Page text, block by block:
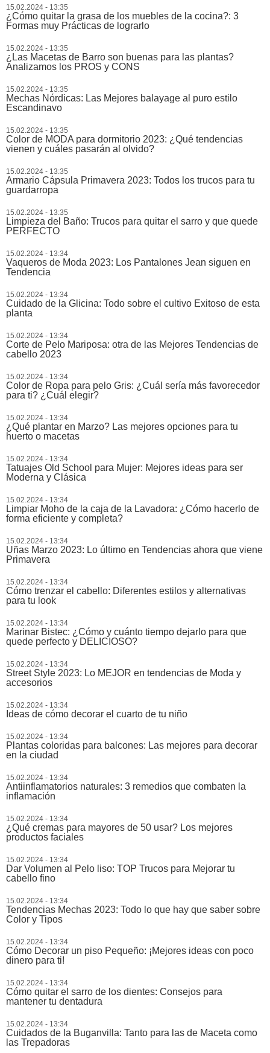
15.02.2024 - 13:35
¿Cómo quitar la grasa de los muebles de la cocina?: 3
Formas muy Prácticas de lograrlo
15.02.2024 - 13:35
¿Las Macetas de Barro son buenas para las plantas?
Analizamos los PROS y CONS
15.02.2024 - 13:35
Mechas Nórdicas: Las Mejores balayage al puro estilo
Escandinavo
15.02.2024 - 13:35
Color de MODA para dormitorio 2023: ¿Qué tendencias
vienen y cuáles pasarán al olvido?
15.02.2024 - 13:35
Armario Cápsula Primavera 2023: Todos los trucos para tu
guardarropa
15.02.2024 - 13:35
Limpieza del Baño: Trucos para quitar el sarro y que quede
PERFECTO
15.02.2024 - 13:34
Vaqueros de Moda 2023: Los Pantalones Jean siguen en
Tendencia
15.02.2024 - 13:34
Cuidado de la Glicina: Todo sobre el cultivo Exitoso de esta
planta
15.02.2024 - 13:34
Corte de Pelo Mariposa: otra de las Mejores Tendencias de
cabello 2023
15.02.2024 - 13:34
Color de Ropa para pelo Gris: ¿Cuál sería más favorecedor
para ti? ¿Cuál elegir?
15.02.2024 - 13:34
¿Qué plantar en Marzo? Las mejores opciones para tu
huerto o macetas
15.02.2024 - 13:34
Tatuajes Old School para Mujer: Mejores ideas para ser
Moderna y Clásica
15.02.2024 - 13:34
Limpiar Moho de la caja de la Lavadora: ¿Cómo hacerlo de
forma eficiente y completa?
15.02.2024 - 13:34
Uñas Marzo 2023: Lo último en Tendencias ahora que viene
Primavera
15.02.2024 - 13:34
Cómo trenzar el cabello: Diferentes estilos y alternativas
para tu look
15.02.2024 - 13:34
Marinar Bistec: ¿Cómo y cuánto tiempo dejarlo para que
quede perfecto y DELICIOSO?
15.02.2024 - 13:34
Street Style 2023: Lo MEJOR en tendencias de Moda y
accesorios
15.02.2024 - 13:34
Ideas de cómo decorar el cuarto de tu niño
15.02.2024 - 13:34
Plantas coloridas para balcones: Las mejores para decorar
en la ciudad
15.02.2024 - 13:34
Antiinflamatorios naturales: 3 remedios que combaten la
inflamación
15.02.2024 - 13:34
¿Qué cremas para mayores de 50 usar? Los mejores
productos faciales
15.02.2024 - 13:34
Dar Volumen al Pelo liso: TOP Trucos para Mejorar tu
cabello fino
15.02.2024 - 13:34
Tendencias Mechas 2023: Todo lo que hay que saber sobre
Color y Tipos
15.02.2024 - 13:34
Cómo Decorar un piso Pequeño: ¡Mejores ideas con poco
dinero para ti!
15.02.2024 - 13:34
Cómo quitar el sarro de los dientes: Consejos para
mantener tu dentadura
15.02.2024 - 13:34
Cuidados de la Buganvilla: Tanto para las de Maceta como
las Trepadoras